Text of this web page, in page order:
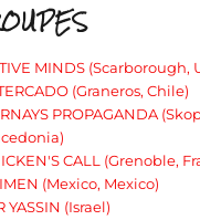
MINDS (Scarborough,
(Graneros, Chile)
PROPAGANDA
CALL (Grenoble,
(Mexico, Mexico)
YASSIN (Israel)